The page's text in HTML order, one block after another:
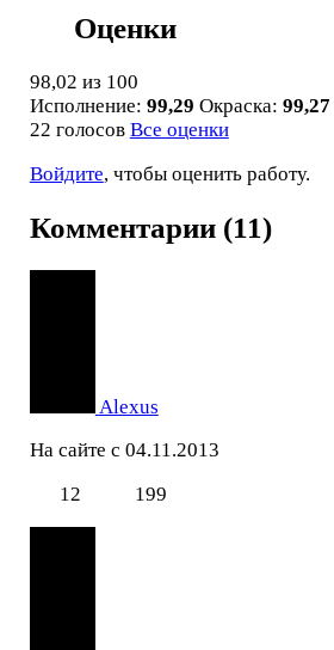
Оценки
98,02 из 100
Исполнение: 99,29 Окраска: 99,27
22 голосов Все оценки
Войдите, чтобы оценить работу.
Комментарии (11)
Alexus
На сайте с 04.11.2013
12
199